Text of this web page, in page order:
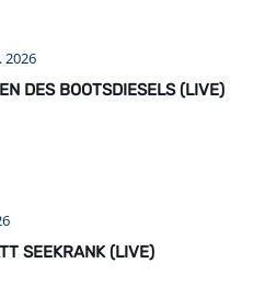
2026
DES BOOTSDIESELS (LIVE)
SEEKRANK (LIVE)